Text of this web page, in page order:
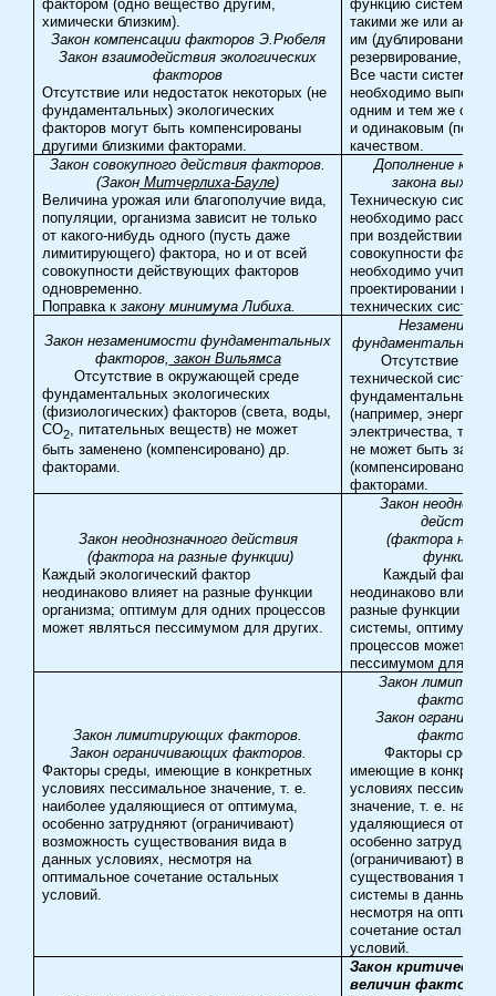
фактором (одно вещество другим,
химически близким).
Закон компенсации факторов Э.Рюбеля
Закон взаимодействия экологических
факторов
Отсутствие или недостаток некоторых (не
фундаментальных) экологических
факторов могут быть компенсированы
другими близкими факторами.
функцию системы
такими же или
им (дублирование,
резервирование,
Все части системы
необходимо
одним и тем же
и одинаковым (по
качеством.
Закон совокупного действия факторов.
(Закон Митчерлиха-Бауле)
Величина урожая или благополучие вида,
популяции, организма зависит не только
от какого-нибудь одного (пусть даже
лимитирующего) фактора, но и от всей
совокупности действующих факторов
одновременно.
Поправка кзакону минимума Либиха.
Дополнение к
закона
Техническую
необходимо
при воздействии
совокупности
необходимо
проектировании
технических систем.
Закон незаменимости фундаментальных
факторов, закон Вильямса
Отсутствие в окружающей среде
фундаментальных экологических
(физиологических) факторов (света, воды,
CO2
, питательных веществ) не может
быть заменено (компенсировано) др.
факторами.
фундаментальных
Отсутствие в
технической системе
фундаментальных
(например, энергии:
электричества,
не может быть
(компенсировано)
факторами.
Закон неоднозначного действия
(фактора на разные функции)
Каждый экологический фактор
неодинаково влияет на разные функции
организма; оптимум для одних процессов
может являться пессимумом для других.
Закон
действия
(фактора на
функции)
Каждый фактор
неодинаково влияет
разные функции
системы, оптимум
процессов может
пессимумом для
Закон лимитирующих факторов
Закон ограничивающих факторов.
Факторы среды, имеющие в конкретных
условиях пессимальное значение, т. е.
наиболее удаляющиеся от оптимума,
особенно затрудняют (ограничивают)
возможность существования вида в
данных условиях, несмотря на
оптимальное сочетание остальных
условий.
Закон
факторов
Закон
факторов
Факторы среды,
имеющие в
условиях
значение, т. е.
удаляющиеся от
особенно затрудняют
(ограничивают)
существования
системы в данных
несмотря на
сочетание остальных
условий.
Закон критических
величин фактора